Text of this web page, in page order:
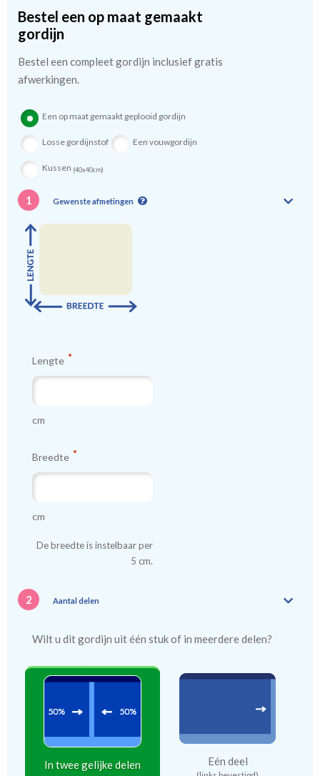
eerst een knipstaaltje.
Zo weet u precies met welke kleur en kwaliteit uw gordijnen
worden gemaakt.
Tip:Laat voor aangename verduistering en isolatie de
Bestel een op maat gemaakt
gordijn
Bestel een compleet gordijn inclusief gratis
afwerkingen.
Een op maat gemaakt geplooid gordijn
Losse gordijnstof Een vouwgordijn
Kussen (40x40cm)
1 Gewenste afmetingen
Lengte
cm
Breedte
cm
De breedte is instelbaar per
5 cm.
2 Aantal delen
Wilt u dit gordijn uit één stuk of in meerdere delen?
In twee gelijke delen Eén deel